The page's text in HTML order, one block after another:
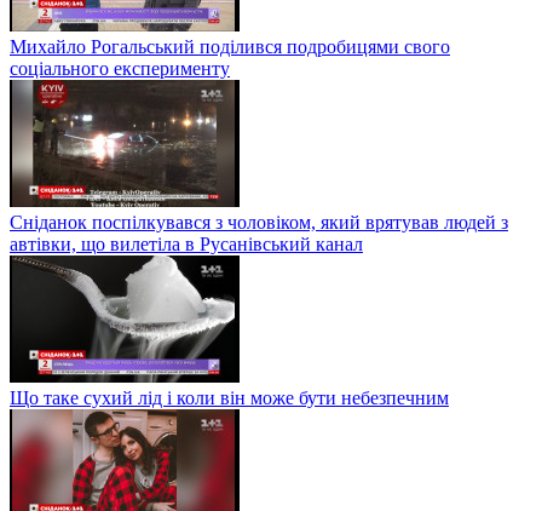
Михайло Рогальський поділився подробицями свого
соціального експерименту
Сніданок поспілкувався з чоловіком, який врятував людей з
автівки, що вилетіла в Русанівський канал
Що таке сухий лід і коли він може бути небезпечним